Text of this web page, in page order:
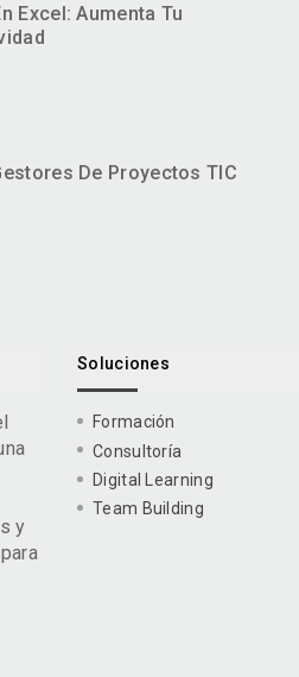
Excel: Aumenta Tu
De Proyectos TIC
y
Soluciones
Formación
Consultoría
Digital Learning
Team Building